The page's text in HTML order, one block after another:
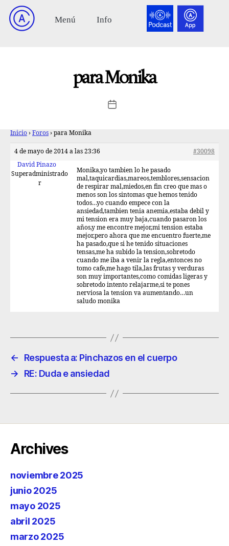
para Monika
Inicio › Foros › para Monika
4 de mayo de 2014 a las 23:36
#30098
David Pinazo
Superadministrado
r
Monika,yo tambien lo he pasado
mal,taquicardias,mareos,temblores,sensacion
de respirar mal,miedos,en fin creo que mas o
menos son los sintomas que hemos tenido
todos…yo cuando empece con la
ansiedad,tambien tenia anemia,estaba debil y
mi tension era muy baja,cuando pasaron los
años,y me encontre mejor,mi tension estaba
mejor,pero ahora que me encuentro fuerte,me
ha pasado,que si he tenido situaciones
tensas,me ha subido la tension,sobretodo
cuando me iba a venir la regla,entonces no
tomo cafe,me hago tila,las frutas y verduras
son muy importantes,como comidas ligeras y
sobretodo intento relajarme,si te pones
nerviosa la tension va aumentando…un
saludo monika
←
Respuesta a: Pinchazos en el cuerpo
→
RE: Duda e ansiedad
Archives
noviembre 2025
junio 2025
mayo 2025
abril 2025
marzo 2025